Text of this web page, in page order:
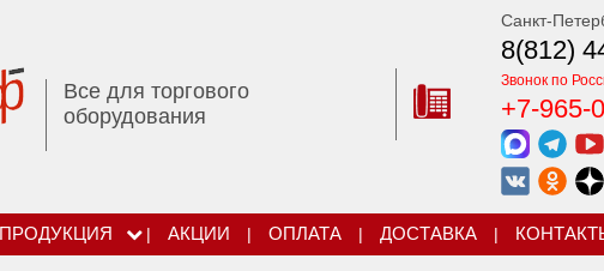
Все для торгового
оборудования
Санкт-
8(812)
Звонок по
+7-965-
ПРОДУКЦИЯ | АКЦИИ | ОПЛАТА | ДОСТАВКА |